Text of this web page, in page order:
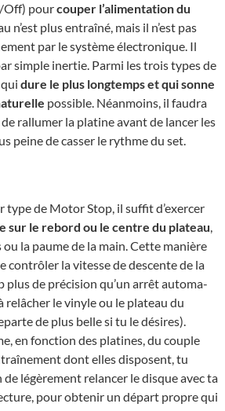
Off) pourcouper l’ali­men­ta­tion du
n’est plus entraîné, mais il n’est pas
par le système élec­tro­nique. Il
simple iner­tie. Parmi les trois types de
dure le plus longtemps et qui sonne
possible. Néanmoins, il faudra
rallu­mer la platine avant de lancer les
peine de casser le rythme du set.
type de Motor Stop, il suffit d’exercer
sur le rebord ou le centre du plateau,
la paume de la main. Cette manière
contrô­ler la vitesse de descente de la
plus de préci­sion qu’un arrêt auto­ma­
relâcher le vinyle ou le plateau du
de plus belle si tu le désires).
en fonction des platines, du couple
dont elles disposent, tu
légèrement relancer le disque avec ta
pour obtenir un départ propre qui